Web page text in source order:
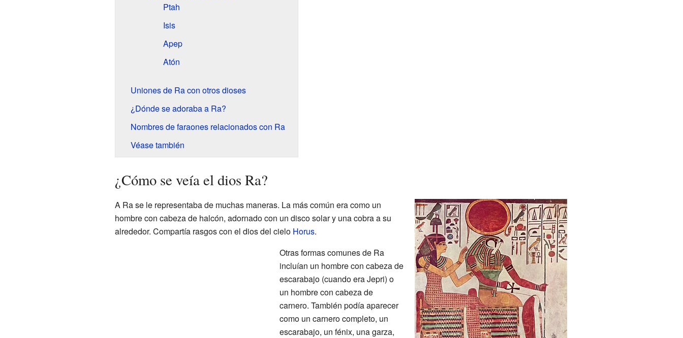
Ptah
Isis
Apep
Atón
Uniones de Ra con otros dioses
¿Dónde se adoraba a Ra?
Nombres de faraones relacionados con Ra
Véase también
¿Cómo se veía el dios Ra?
A Ra se le representaba de muchas maneras. La más común era como un
hombre con cabeza de halcón, adornado con un disco solar y una cobra a su
alrededor. Compartía rasgos con el dios del cielo Horus.
Otras formas comunes de Ra
incluían un hombre con cabeza de
escarabajo (cuando era Jepri) o
un hombre con cabeza de
carnero. También podía aparecer
como un carnero completo, un
escarabajo, un fénix, una garza,